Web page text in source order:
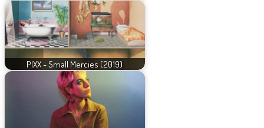
PIXX - Small Mercies (2019)